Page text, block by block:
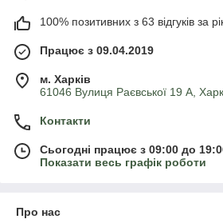
100% позитивних з 63 відгуків за
Працює з 09.04.2019
м. Харків
61046 Вулиця Раєвської 19 А,
Контакти
Сьогодні працює з 09:00 до
Показати весь графік роботи
Про нас